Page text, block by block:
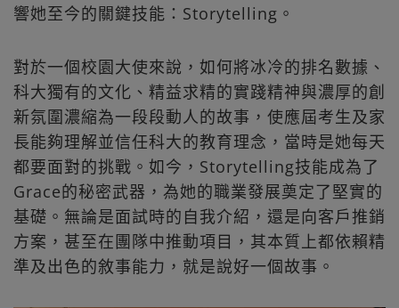
響她至今的關鍵技能：Storytelling。
對於一個校園大使來說，如何將冰冷的排名數據、
科大獨有的文化、精益求精的實踐精神與濃厚的創
新氛圍濃縮為一段段動人的故事，使應屆考生及家
長能夠理解並信任科大的教育理念，當時是她每天
都要面對的挑戰。如今，Storytelling技能成為了
Grace的秘密武器，為她的職業發展奠定了堅實的
基礎。無論是面試時的自我介紹，還是向客戶推銷
方案，甚至在團隊中推動項目，其本質上都依賴精
準及出色的敘事能力，就是說好一個故事。